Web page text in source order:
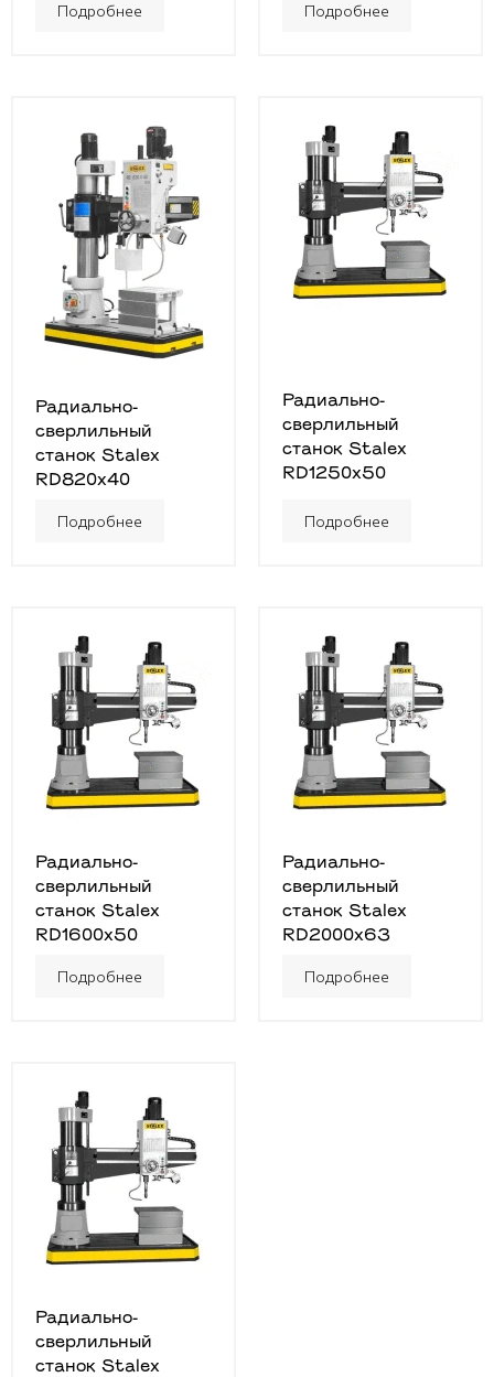
Подробнее Подробнее
Радиально-
сверлильный
станок Stalex
RD820x40
Подробнее
Радиально-
сверлильный
станок Stalex
RD1250x50
Подробнее
Радиально-
сверлильный
станок Stalex
RD1600x50
Подробнее
Радиально-
сверлильный
станок Stalex
RD2000x63
Подробнее
Радиально-
сверлильный
станок Stalex